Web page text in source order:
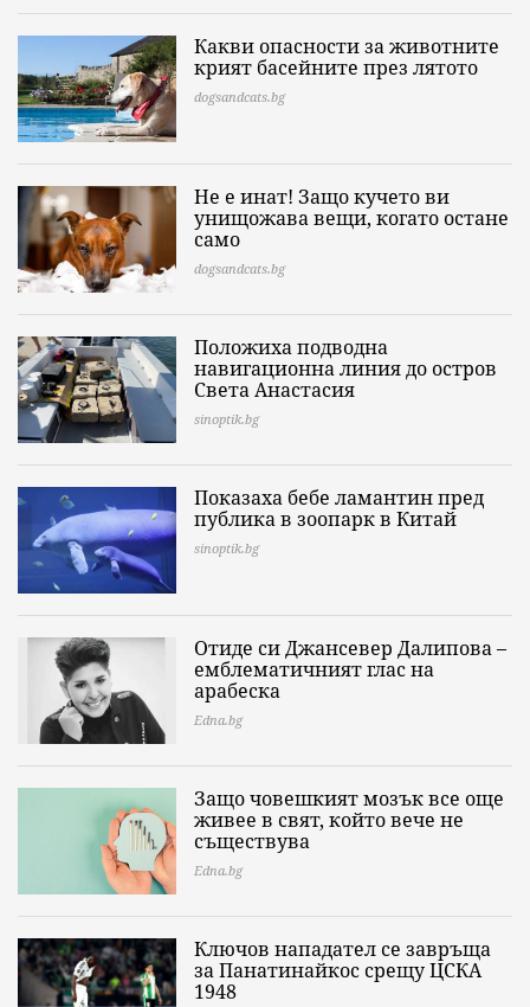
Какви опасности за животните
крият басейните през лятото
dogsandcats.bg
Не е инат! Защо кучето ви
унищожава вещи, когато остане
само
dogsandcats.bg
Положиха подводна
навигационна линия до остров
Света Анастасия
sinoptik.bg
Показаха бебе ламантин пред
публика в зоопарк в Китай
sinoptik.bg
Отиде си Джансевер Далипова –
емблематичният глас на
арабеска
Edna.bg
Защо човешкият мозък все още
живее в свят, който вече не
съществува
Edna.bg
Ключов нападател се завръща
за Панатинайкос срещу ЦСКА
1948